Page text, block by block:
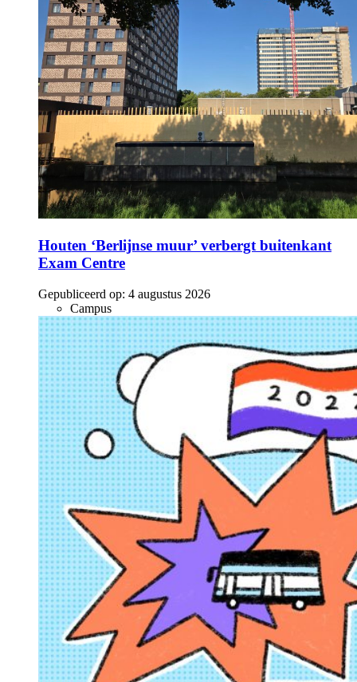
Houten ‘Berlijnse muur’ verbergt buitenkant
Exam Centre
Gepubliceerd op: 4 augustus 2026
Campus